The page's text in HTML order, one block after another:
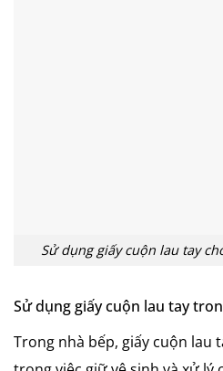
Sử dụng giấy cuộn lau tay
Sử dụng giấy cuộn lau tay
Trong nhà bếp, giấy cuộn lau